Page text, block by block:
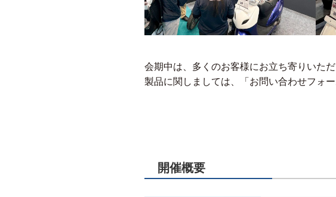
会期中は、多くのお客様にお立ち寄りいた
製品に関しましては、「お問い合わせフォ
開催概要